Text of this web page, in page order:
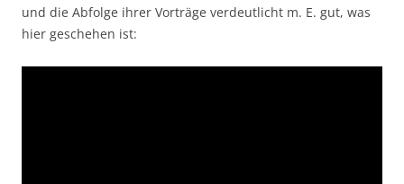
und die Abfolge ihrer Vorträge verdeutlicht m. E. gut, was
hier geschehen ist: